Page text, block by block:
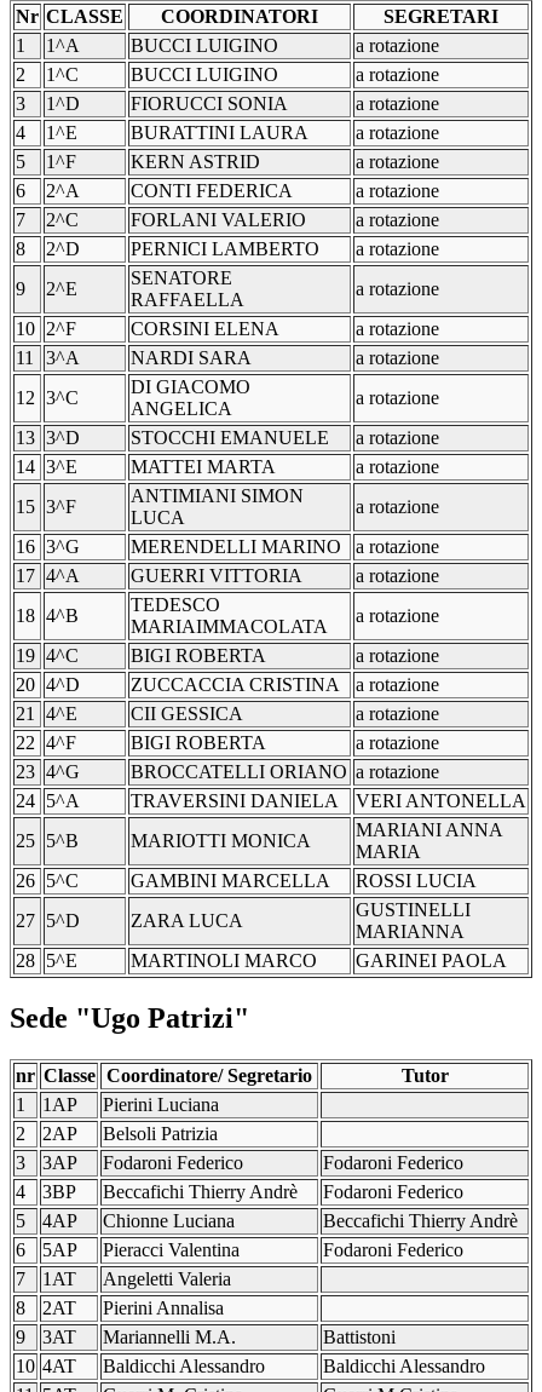
Nr CLASSE COORDINATORI
SEGRETARI
1
1^A BUCCI LUIGINO
a rotazione
2
1^C BUCCI LUIGINO
a rotazione
3
1^D FIORUCCI SONIA
a rotazione
4
1^E BURATTINI LAURA
a rotazione
5
1^F KERN ASTRID
a rotazione
6
2^A CONTI FEDERICA
a rotazione
7
2^C FORLANI VALERIO
a rotazione
8
2^D PERNICI LAMBERTO
a rotazione
9
2^E
SENATORE
RAFFAELLA
a rotazione
10 2^F CORSINI ELENA
a rotazione
11
3^A NARDI SARA
a rotazione
12 3^C
DI GIACOMO
ANGELICA
a rotazione
13 3^D STOCCHI EMANUELE
a rotazione
14 3^E MATTEI MARTA
a rotazione
15 3^F
ANTIMIANI SIMON
LUCA
a rotazione
16 3^G MERENDELLI MARINO
a rotazione
17 4^A GUERRI VITTORIA
a rotazione
18 4^B
TEDESCO
MARIAIMMACOLATA
a rotazione
19 4^C BIGI ROBERTA
a rotazione
20 4^D ZUCCACCIA CRISTINA
a rotazione
21
4^E CII GESSICA
a rotazione
22 4^F BIGI ROBERTA
a rotazione
23 4^G BROCCATELLI ORIANO a rotazione
24 5^A TRAVERSINI DANIELA
VERI ANTONELLA
25 5^B MARIOTTI MONICA
MARIANI ANNA
MARIA
26 5^C GAMBINI MARCELLA
ROSSI LUCIA
27 5^D ZARA LUCA
GUSTINELLI
MARIANNA
28 5^E MARTINOLI MARCO GARINEI PAOLA
Sede "Ugo Patrizi"
nr Classe Coordinatore/ Segretario
Tutor
1
1AP
Pierini Luciana
2
2AP
Belsoli Patrizia
3
3AP Fodaroni Federico
Fodaroni Federico
4
3BP Beccafichi Thierry Andrè
Fodaroni Federico
5
4AP Chionne Luciana
Beccafichi Thierry Andrè
6
5AP Pieracci Valentina
Fodaroni Federico
7
1AT
Angeletti Valeria
8
2AT
Pierini Annalisa
9
3AT Mariannelli M.A.
Battistoni
10 4AT Baldicchi Alessandro
Baldicchi Alessandro